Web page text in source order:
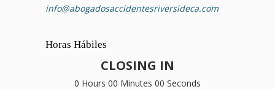
info@abogadosaccidentesriversideca.com
Horas Hábiles
CLOSING IN
0 Hours 00 Minutes 00 Seconds